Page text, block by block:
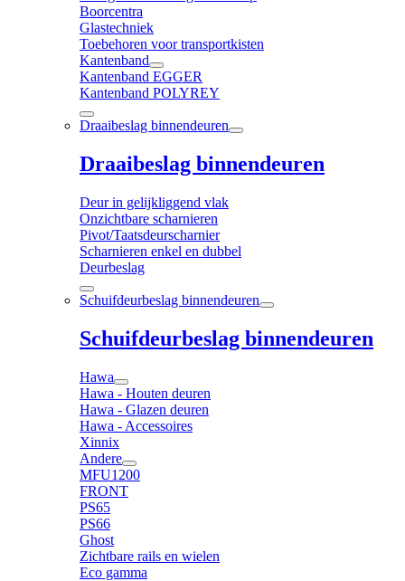
Boorcentra
Glastechniek
Toebehoren voor transportkisten
Kantenband
Kantenband EGGER
Kantenband POLYREY
Draaibeslag binnendeuren
Draaibeslag binnendeuren
Deur in gelijkliggend vlak
Onzichtbare scharnieren
Pivot/Taatsdeurscharnier
Scharnieren enkel en dubbel
Deurbeslag
Schuifdeurbeslag binnendeuren
Schuifdeurbeslag binnendeuren
Hawa
Hawa - Houten deuren
Hawa - Glazen deuren
Hawa - Accessoires
Xinnix
Andere
MFU1200
FRONT
PS65
PS66
Ghost
Zichtbare rails en wielen
Eco gamma